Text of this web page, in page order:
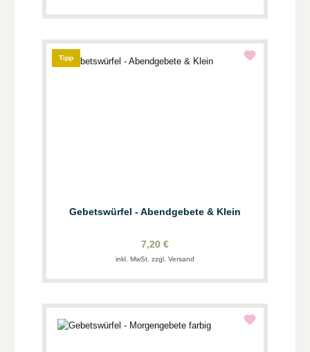
Tipp
Gebetswürfel - Abendgebete & Klein
7,20 €
inkl. MwSt. zzgl. Versand